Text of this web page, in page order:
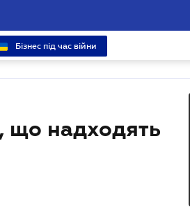
Бізнес під час війни
що надходять